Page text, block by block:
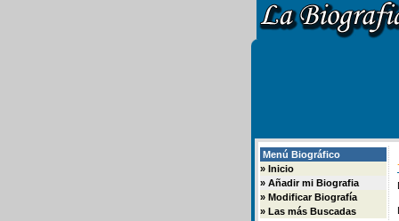
Menú Biográfico
» Inicio
» Añadir mi Biografia
» Modificar Biografía
» Las más Buscadas